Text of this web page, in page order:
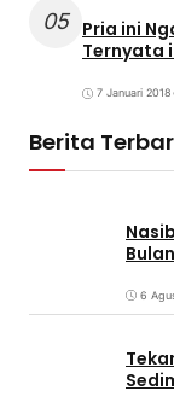
05 Pria ini
Ternyata
7 Januari 2018
Berita
6